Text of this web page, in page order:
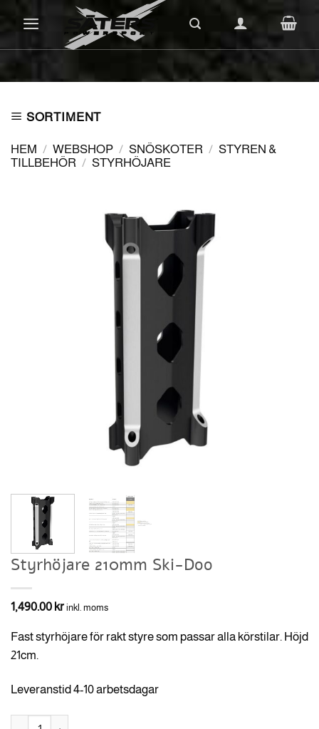
SORTIMENT
HEM / WEBSHOP / SNÖSKOTER / STYREN &
TILLBEHÖR / STYRHÖJARE
Styrhöjare 210mm Ski-Doo
1,490.00 kr inkl. moms
Fast styrhöjare för rakt styre som passar alla körstilar. Höjd
21cm.
Leveranstid 4-10 arbetsdagar
Styrhöjare 210mm Ski-Doo mängd